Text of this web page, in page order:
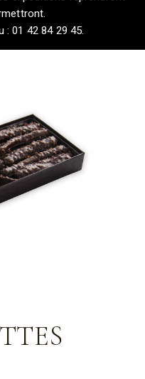
01 42 84 29 45.